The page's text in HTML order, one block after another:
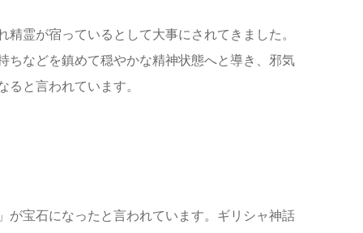
霊が宿っているとして大事にされてきました。
ちなどを鎮めて穏やかな精神状態へと導き、邪気
と言われています。
が宝石になったと言われています。ギリシャ神話